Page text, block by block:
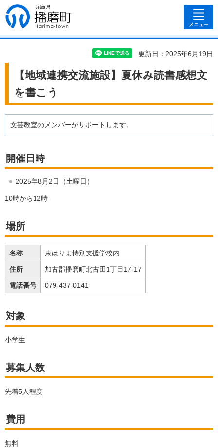
兵庫県 播磨
町
メニュー
更新日：2025年6月19日
【地域連携交流施設】夏休み読書感想文
を書こう
文芸教室のメンバーがサポートします。
開催日時
2025年8月2日（土曜日）
10時から12時
場所
名称 東はりま特別支援学校内
住所 加古郡播磨町北古田1丁目17-17
電話番号 079-437-0141
対象
小学生
募集人数
先着5人程度
費用
無料